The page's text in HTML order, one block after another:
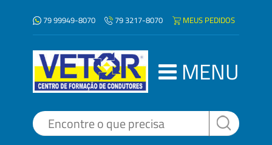
79 99949-8070 79 3217-8070 MEUS PEDIDOS
MENU